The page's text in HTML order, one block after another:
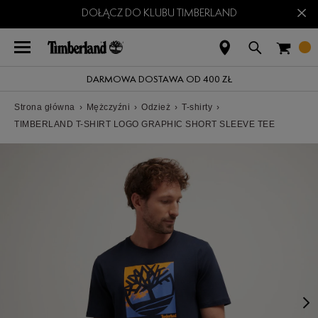
DOŁĄCZ DO KLUBU TIMBERLAND ×
DARMOWA DOSTAWA OD 400 ZŁ
Strona główna › Mężczyźni › Odzież › T-shirty ›
TIMBERLAND T-SHIRT LOGO GRAPHIC SHORT SLEEVE TEE